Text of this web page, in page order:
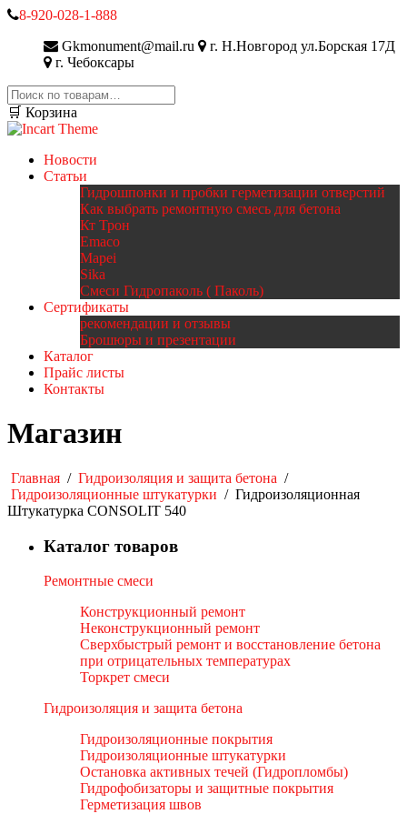
8-920-028-1-888
Gkmonument@mail.ru
г. Н.Новгород ул.Борская 17Д
г. Чебоксары
Искать:
🛒 Корзина
Новости
Статьи
Гидрошпонки и пробки герметизации отверстий
Как выбрать ремонтную смесь для бетона
Кт Трон
Emaco
Mapei
Sika
Смеси Гидропаколь ( Паколь)
Сертификаты
рекомендации и отзывы
Брошюры и презентации
Каталог
Прайс листы
Контакты
Магазин
Главная / Гидроизоляция и защита бетона /
Гидроизоляционные штукатурки / Гидроизоляционная
Штукатурка CONSOLIT 540
Каталог товаров
Ремонтные смеси
Конструкционный ремонт
Неконструкционный ремонт
Сверхбыстрый ремонт и восстановление бетона
при отрицательных температурах
Торкрет смеси
Гидроизоляция и защита бетона
Гидроизоляционные покрытия
Гидроизоляционные штукатурки
Остановка активных течей (Гидропломбы)
Гидрофобизаторы и защитные покрытия
Герметизация швов